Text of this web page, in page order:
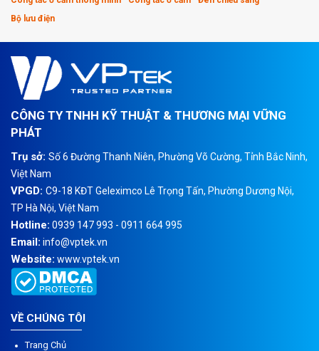
Bộ lưu điện
CÔNG TY TNHH KỸ THUẬT & THƯƠNG MẠI VỮNG
PHÁT
Trụ sở: Số 6 Đường Thanh Niên, Phường Võ Cường, Tỉnh Bắc Ninh,
Việt Nam
VPGD: C9-18 KĐT Geleximco Lê Trọng Tấn, Phường Dương Nội,
TP Hà Nội, Việt Nam
Hotline: 0939 147 993 - 0911 664 995
Email: info@vptek.vn
Website: www.vptek.vn
VỀ CHÚNG TÔI
Trang Chủ